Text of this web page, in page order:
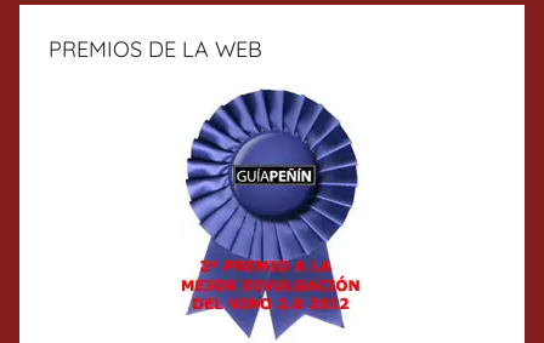
PREMIOS DE LA WEB